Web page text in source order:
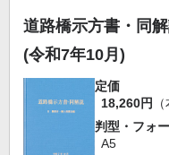
道路橋示方書・同
(令和7年10月)
定価
18,260円
判型・フォ
A5